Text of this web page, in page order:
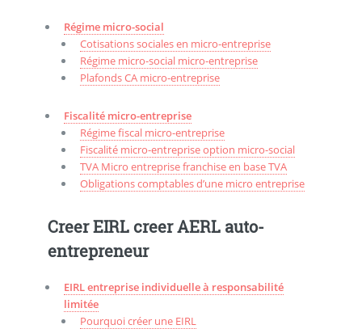
Régime micro-social
Cotisations sociales en micro-entreprise
Régime micro-social micro-entreprise
Plafonds CA micro-entreprise
Fiscalité micro-entreprise
Régime fiscal micro-entreprise
Fiscalité micro-entreprise option micro-social
TVA Micro entreprise franchise en base TVA
Obligations comptables d’une micro entreprise
Creer EIRL creer AERL auto-
entrepreneur
EIRL entreprise individuelle à responsabilité
limitée
Pourquoi créer une EIRL